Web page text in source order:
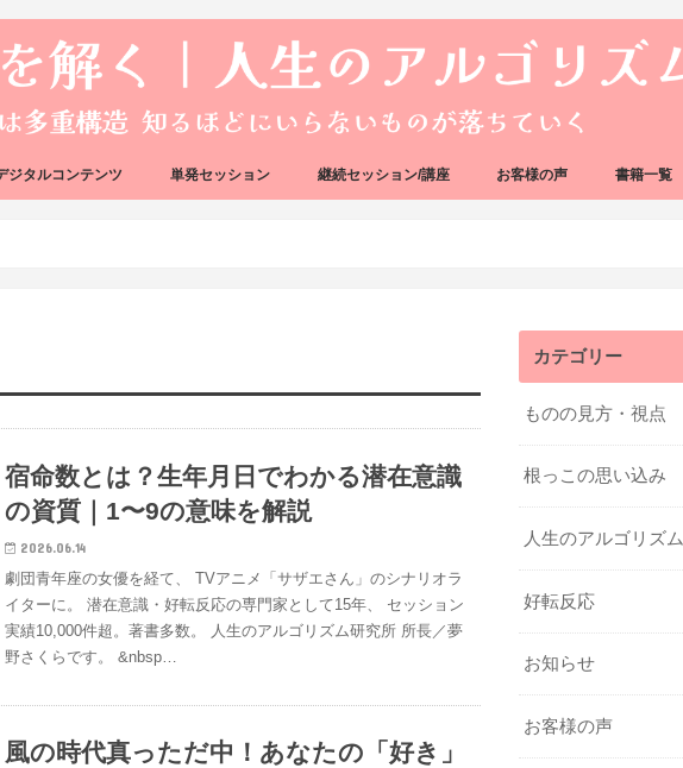
ジタルコンテンツ 単発セッション 継続セッション/講座 お客様の声 書籍一覧
宿命数とは？生年月日でわかる潜在意識
の資質｜1〜9の意味を解説
2026.06.14
劇団青年座の女優を経て、 TVアニメ「サザエさん」のシナリオラ
イターに。 潜在意識・好転反応の専門家として15年、 セッション
実績10,000件超。著書多数。 人生のアルゴリズム研究所 所長／夢
野さくらです。 &nbsp…
風の時代真っただ中！あなたの「好き」
カテゴリー
ものの見方・視点
根っこの思い込み
人生のアルゴリズム
好転反応
お知らせ
お客様の声